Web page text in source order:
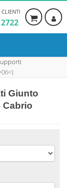
CLIENTI
Giunto
Cabrio